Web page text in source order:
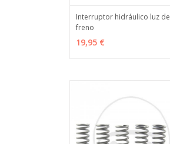
VER OPCIONES
Interruptor hidráulico luz de
freno
19,95 €